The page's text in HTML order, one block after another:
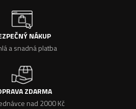
NÁKUP
a snadná platba
ZDARMA
nad 2000 Kč